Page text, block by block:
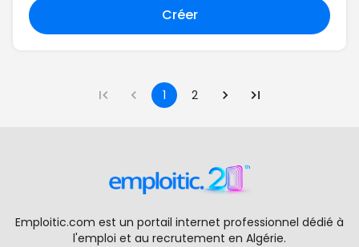
Créer
1 2
Emploitic.com est un portail internet professionnel dédié à
l'emploi et au recrutement en Algérie.